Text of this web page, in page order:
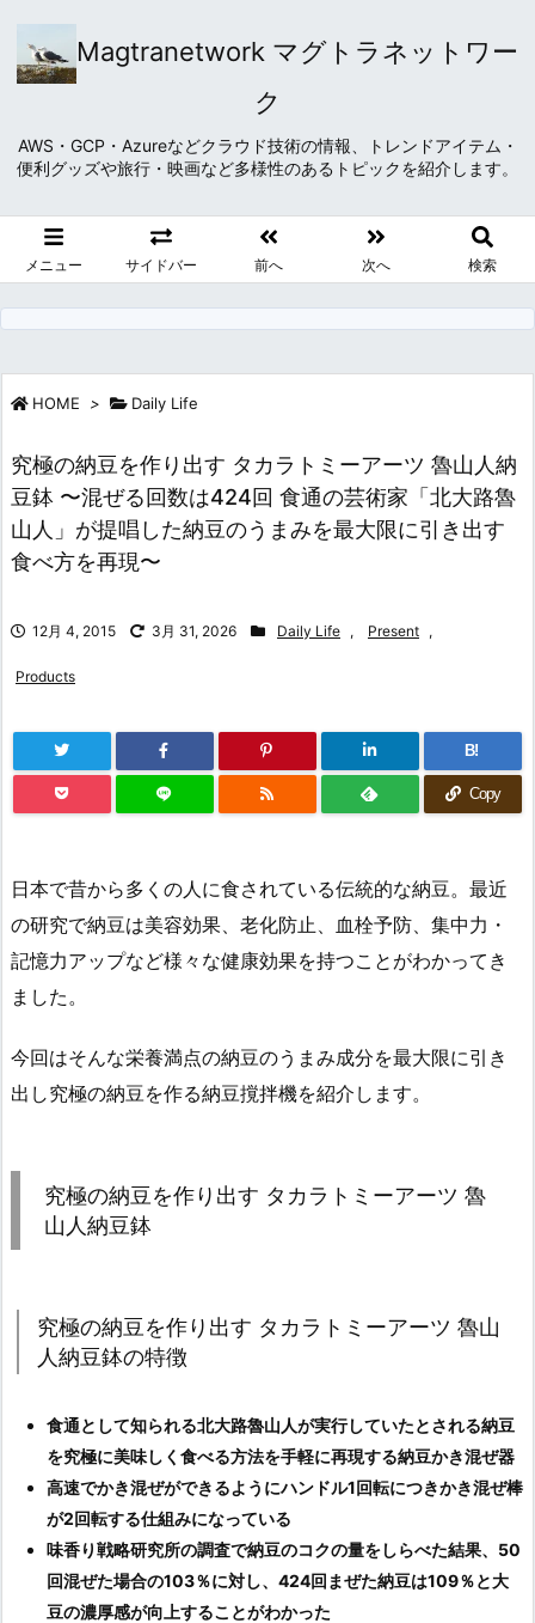
Magtranetwork マグトラネットワー
ク
AWS・GCP・Azureなどクラウド技術の情報、トレンドアイテム・
便利グッズや旅行・映画など多様性のあるトピックを紹介します。
メニュー サイドバー 前へ 次へ 検索
HOME > Daily Life
究極の納豆を作り出す タカラトミーアーツ 魯山人納
豆鉢 〜混ぜる回数は424回 食通の芸術家「北大路魯
山人」が提唱した納豆のうまみを最大限に引き出す
食べ方を再現〜
12月 4, 2015 3月 31, 2026 Daily Life , Present ,
Products
B!
Copy
日本で昔から多くの人に食されている伝統的な納豆。最近
の研究で納豆は美容効果、老化防止、血栓予防、集中力・
記憶力アップなど様々な健康効果を持つことがわかってき
ました。
今回はそんな栄養満点の納豆のうまみ成分を最大限に引き
出し究極の納豆を作る納豆撹拌機を紹介します。
究極の納豆を作り出す タカラトミーアーツ 魯
山人納豆鉢
究極の納豆を作り出す タカラトミーアーツ 魯山
人納豆鉢の特徴
食通として知られる北大路魯山人が実行していたとされる納豆
を究極に美味しく食べる方法を手軽に再現する納豆かき混ぜ器
高速でかき混ぜができるようにハンドル1回転につきかき混ぜ棒
が2回転する仕組みになっている
味香り戦略研究所の調査で納豆のコクの量をしらべた結果、50
回混ぜた場合の103％に対し、424回まぜた納豆は109％と大
豆の濃厚感が向上することがわかった